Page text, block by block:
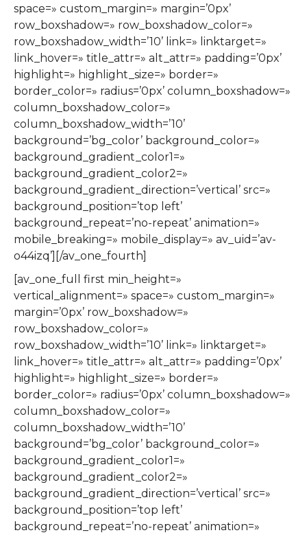
space=» custom_margin=» margin=’0px’
row_boxshadow=» row_boxshadow_color=»
row_boxshadow_width=’10’ link=» linktarget=»
link_hover=» title_attr=» alt_attr=» padding=’0px’
highlight=» highlight_size=» border=»
border_color=» radius=’0px’ column_boxshadow=»
column_boxshadow_color=»
column_boxshadow_width=’10’
background=’bg_color’ background_color=»
background_gradient_color1=»
background_gradient_color2=»
background_gradient_direction=’vertical’ src=»
background_position=’top left’
background_repeat=’no-repeat’ animation=»
mobile_breaking=» mobile_display=» av_uid=’av-
o44izq’][/av_one_fourth]
[av_one_full first min_height=»
vertical_alignment=» space=» custom_margin=»
margin=’0px’ row_boxshadow=»
row_boxshadow_color=»
row_boxshadow_width=’10’ link=» linktarget=»
link_hover=» title_attr=» alt_attr=» padding=’0px’
highlight=» highlight_size=» border=»
border_color=» radius=’0px’ column_boxshadow=»
column_boxshadow_color=»
column_boxshadow_width=’10’
background=’bg_color’ background_color=»
background_gradient_color1=»
background_gradient_color2=»
background_gradient_direction=’vertical’ src=»
background_position=’top left’
background_repeat=’no-repeat’ animation=»